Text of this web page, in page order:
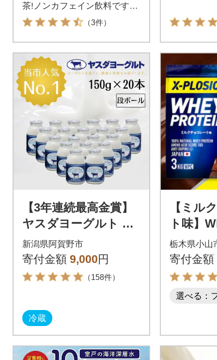
茶!ノンカフェイン飲料ですの
で、小さなお子様から妊婦さ
ん等幅広い世代にお楽しみい
ただけます。六条大麦を「熱
風焙煎」、「砂焙煎」といっ
た2つの製法で各製法を3度焙
煎することで、麦の香ばしい
香りと甘みが良く出た商品に
仕上げました。
（3件）
【3年連続最高金賞】
ヤスダヨーグルト 小
ボトル 150g×20本
新潟県阿賀野市
寄付金額 9,000円
（158件）
冷蔵
【ミル
ト味】
チュラ
テイン
栃木県小山
寄付金額
選べる：